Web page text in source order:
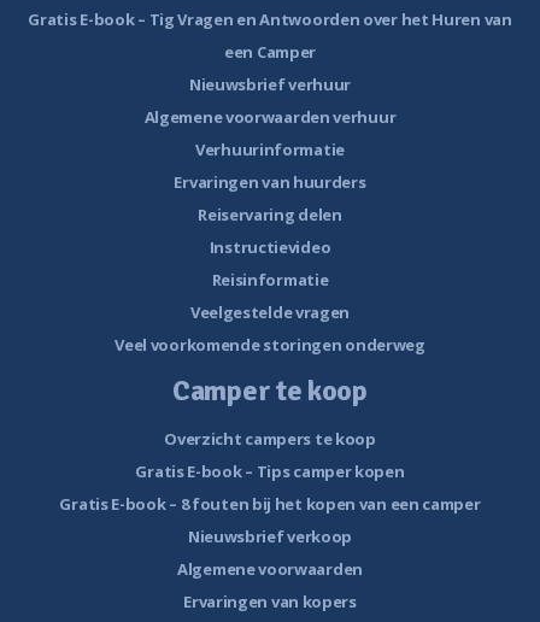
Gratis E-book – Tig Vragen en Antwoorden over het Huren van
een Camper
Nieuwsbrief verhuur
Algemene voorwaarden verhuur
Verhuurinformatie
Ervaringen van huurders
Reiservaring delen
Instructievideo
Reisinformatie
Veelgestelde vragen
Veel voorkomende storingen onderweg
Camper te koop
Overzicht campers te koop
Gratis E-book – Tips camper kopen
Gratis E-book – 8 fouten bij het kopen van een camper
Nieuwsbrief verkoop
Algemene voorwaarden
Ervaringen van kopers